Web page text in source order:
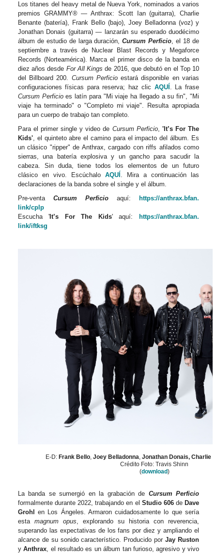
Los titanes del heavy metal de Nueva York, nominados a varios
premios GRAMMY® — Anthrax: Scott Ian (guitarra), Charlie
Benante (batería), Frank Bello (bajo), Joey Belladonna (voz) y
Jonathan Donais (guitarra) — lanzarán su esperado duodécimo
álbum de estudio de larga duración,Cursum Perficio, el 18 de
septiembre a través de Nuclear Blast Records y Megaforce
Records (Norteamérica). Marca el primer disco de la banda en
diez años desde For All Kings de 2016, que debutó en el Top 10
del Billboard 200. Cursum Perficioestará disponible en varias
configuraciones físicas para reserva; haz clic AQUÍ . La frase
Cursum Perficioes latín para "Mi viaje ha llegado a su fin", "Mi
viaje ha terminado" o "Completo mi viaje". Resulta apropiada
para un cuerpo de trabajo tan completo.
Para el primer single y video de Cursum Perficio, 'It’s For The
Kids', el quinteto abre el camino para el impacto del álbum. Es
un clásico "ripper" de Anthrax, cargado con riffs afilados como
sierras, una batería explosiva y un gancho para sacudir la
cabeza. Sin duda, tiene todos los elementos de un futuro
clásico en vivo. Escúchalo AQUÍ . Mira a continuación las
declaraciones de la banda sobre el single y el álbum.
Pre-venta Cursum Perficio aquí:
https://anthrax.bfan.
link/cplp
Escucha ' It’s For The Kids' aquí:
https://anthrax.bfan.
link/iftksg
E-D: Frank Bello,Joey Belladonna, Jonathan Donais, Charlie
Crédito Foto: Travis Shinn
(download)
La banda se sumergió en la grabación de Cursum Perficio
formalmente durante 2022, trabajando en el Studio 606de Dave
Grohl
en Los Ángeles. Armaron cuidadosamente lo que sería
esta magnum opus, explorando su historia con reverencia,
superando las expectativas de los fans por diez y ampliando el
alcance de su sonido característico. Producido porJay Ruston
yAnthrax, el resultado es un álbum tan furioso, agresivo y vivo